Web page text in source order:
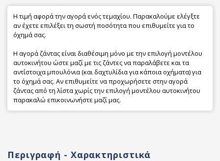
Η τιμή αφορά την αγορά ενός τεμαχίου. Παρακαλούμε ελέγξτε
αν έχετε επιλέξει τη σωστή ποσότητα που επιθυμείτε για το
όχημά σας.
Η αγορά ζάντας είναι διαθέσιμη μόνο με την επιλογή μοντέλου
αυτοκινήτου ώστε μαζί με τις ζάντες να παραλάβετε και τα
αντίστοιχα μπουλόνια (και δαχτυλίδια για κάποια οχήματα) για
το όχημά σας. Αν επιθυμείτε να προχωρήσετε στην αγορά
ζάντας από τη λίστα χωρίς την επιλογή μοντέλου αυτοκινήτου
παρακαλώ επικοινωνήστε μαζί μας.
Περιγραφή - Χαρακτηριστικά